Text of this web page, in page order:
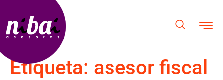
Etiqueta: asesor fiscal